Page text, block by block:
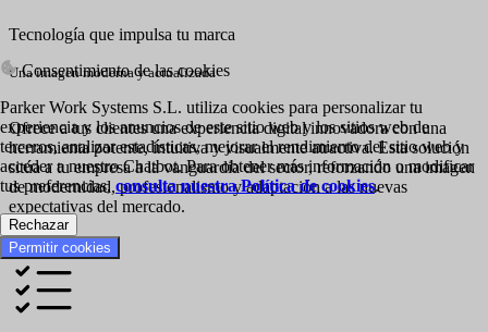
Tecnología que impulsa tu marca
Una imagen moderna y actualizada
Ofrece a tus clientes una experiencia digital innovadora con una
herramienta potente, intuitiva y visualmente atractiva. Esta solución
sitúa a tu empresa a la vanguardia del sector, reforzando una imagen
de modernidad, profesionalismo y adaptación a las nuevas
expectativas del mercado.
Ver más
Consentimiento de las cookies
Parker Work Systems S.L. utiliza cookies para personalizar tu
experiencia y los anuncios de este sitio web y los sitios web de
terceros, analizar estadísticas, mejorar el rendimiento del sitio web y
acceder a nuestro Chatbot. Para obtener más información o modificar
tus preferencias, consulta nuestra Política de cookies.
Rechazar
Permitir cookies